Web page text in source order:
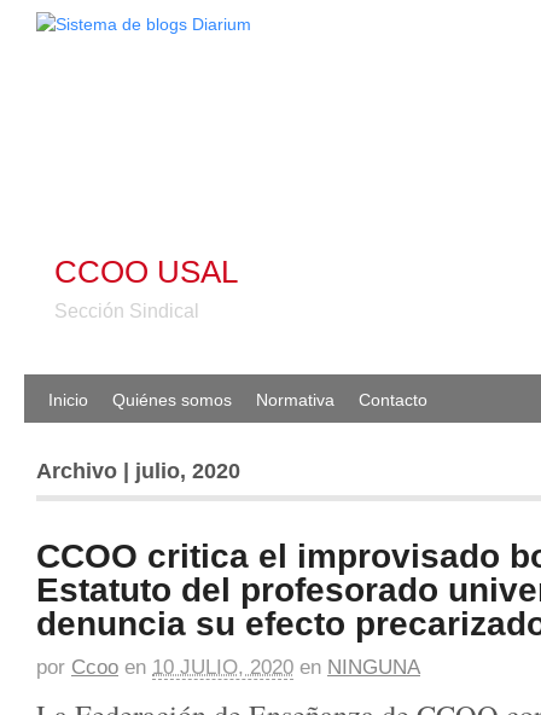
CCOO USAL
Sección Sindical
Inicio Quiénes somos Normativa Contacto
Archivo | julio, 2020
CCOO critica el improvisado
Estatuto del profesorado
denuncia su efecto
por Ccoo en 10 JULIO, 2020 en NINGUNA